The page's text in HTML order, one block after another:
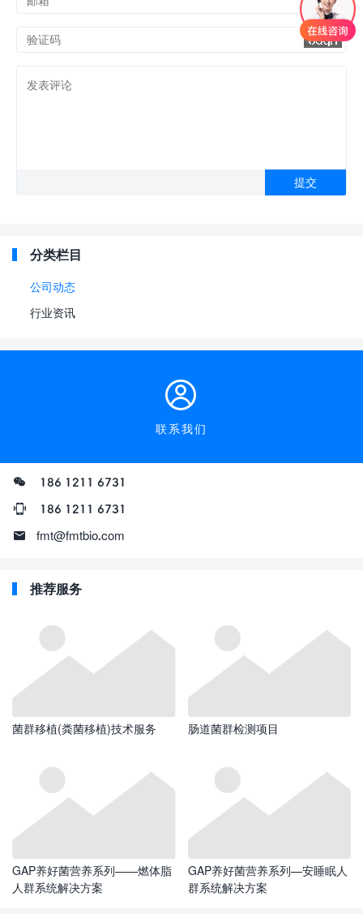
分类栏目
公司动态
行业资讯
联系我们
186 1211 6731
186 1211 6731
fmt@fmtbio.com
推荐服务
菌群移植(粪菌移植)技术服务 肠道菌群检测项目
GAP养好菌营养系列——燃体脂
人群系统解决方案
GAP养好菌营养系列—安睡眠人
群系统解决方案